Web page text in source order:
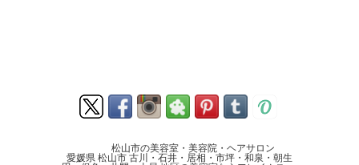
松山市の美容室・美容院・ヘアサロン
愛媛県 松山市 古川・石井・居相・市坪・和泉・朝生